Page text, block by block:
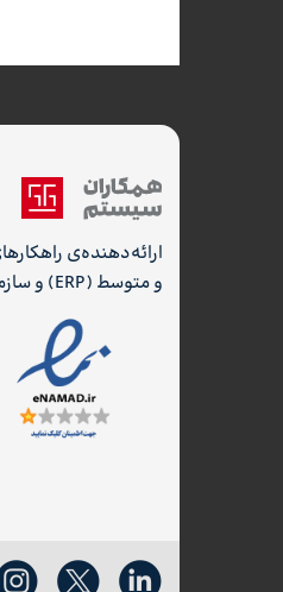
ارائه‌دهنده‌ی
و متوسط (ERP) و سازمان‌های دولتی